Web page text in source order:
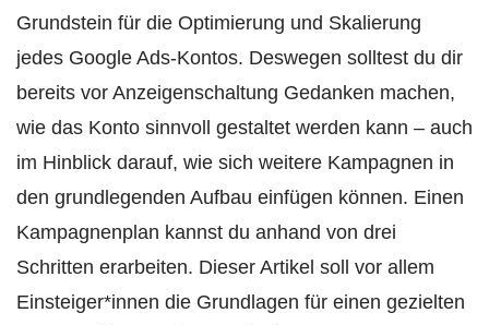
Grundstein für die Optimierung und Skalierung
jedes Google Ads-Kontos. Deswegen solltest du dir
bereits vor Anzeigenschaltung Gedanken machen,
wie das Konto sinnvoll gestaltet werden kann – auch
im Hinblick darauf, wie sich weitere Kampagnen in
den grundlegenden Aufbau einfügen können. Einen
Kampagnenplan kannst du anhand von drei
Schritten erarbeiten. Dieser Artikel soll vor allem
Einsteiger*innen die Grundlagen für einen gezielten